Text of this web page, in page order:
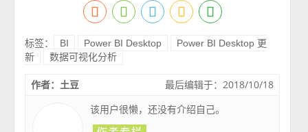
标签： BI Power BI Desktop
Power BI Desktop 更
新
数据可视化分析
最后编辑于：2018/10/18
作者：土豆
该用户很懒，还没有介绍自己。